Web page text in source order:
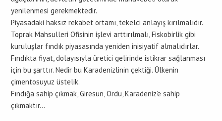
yenilenmesi gerekmektedir.
Piyasadaki haksız rekabet ortamı, tekelci anlayış kırılmalıdır.
Toprak Mahsulleri Ofisinin işlevi arttırılmalı, Fiskobirlik gibi
kuruluşlar fındık piyasasında yeniden inisiyatif almalıdırlar.
Fındıkta fiyat, dolayısıyla üretici gelirinde istikrar sağlanması
için bu şarttır. Nedir bu Karadenizlinin çektiği. Ülkenin
çimentosuyuz üstelik.
Fındığa sahip çıkmak, Giresun, Ordu, Karadeniz’e sahip
çıkmaktır…